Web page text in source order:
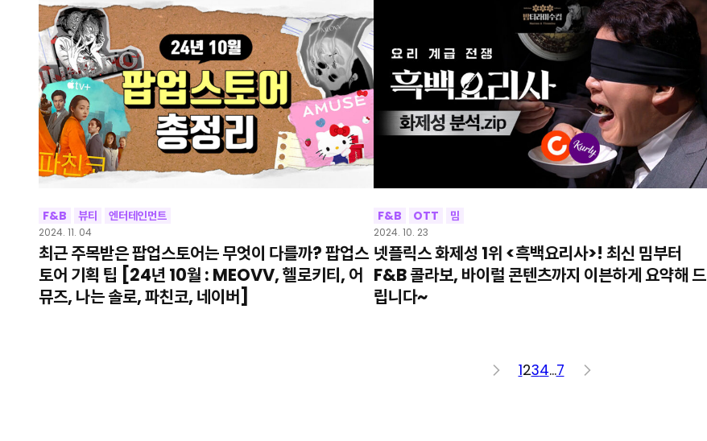
F&B 뷰티 엔터테인먼트
2024. 11. 04
최근 주목받은 팝업스토어는 무엇이 다를까? 팝업스
토어 기획 팁 [24년 10월 : MEOVV, 헬로키티, 어
뮤즈, 나는 솔로, 파친코, 네이버]
F&B OTT 밈
2024. 10. 23
넷플릭스 화제성 1위 <흑백요리사>! 최신 밈부터
F&B 콜라보, 바이럴 콘텐츠까지 이븐하게 요약해 드
립니다~
< 1234…7 >